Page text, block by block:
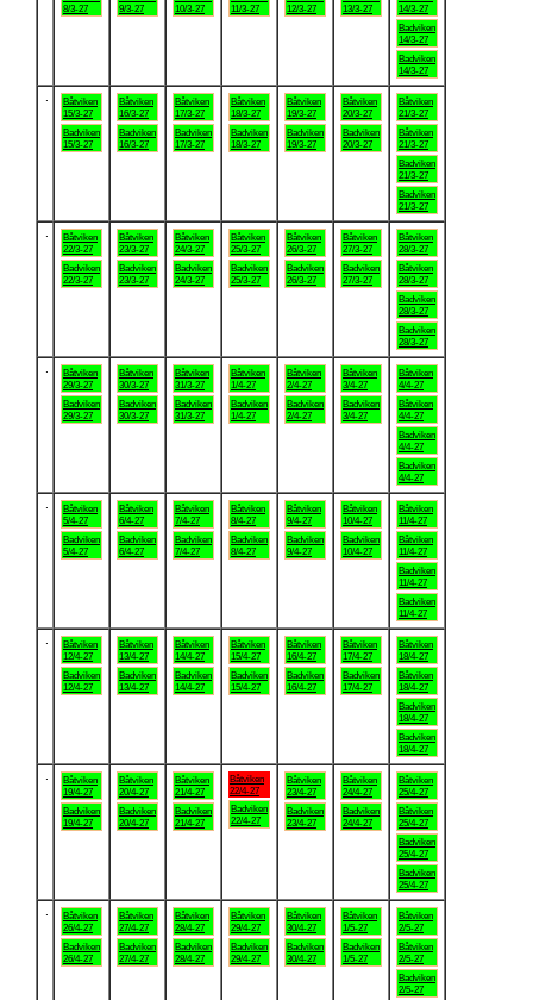
8/3-27
9/3-27
10/3-27
11/3-27
12/3-27
13/3-27
14/3-27
Badviken
14/3-27
Badviken
14/3-27
Båtviken
15/3-27
Badviken
15/3-27
Båtviken
16/3-27
Badviken
16/3-27
Båtviken
17/3-27
Badviken
17/3-27
Båtviken
18/3-27
Badviken
18/3-27
Båtviken
19/3-27
Badviken
19/3-27
Båtviken
20/3-27
Badviken
20/3-27
Båtviken
21/3-27
Båtviken
21/3-27
Badviken
21/3-27
Badviken
21/3-27
Båtviken
22/3-27
Badviken
22/3-27
Båtviken
23/3-27
Badviken
23/3-27
Båtviken
24/3-27
Badviken
24/3-27
Båtviken
25/3-27
Badviken
25/3-27
Båtviken
26/3-27
Badviken
26/3-27
Båtviken
27/3-27
Badviken
27/3-27
Båtviken
28/3-27
Båtviken
28/3-27
Badviken
28/3-27
Badviken
28/3-27
Båtviken
29/3-27
Badviken
29/3-27
Båtviken
30/3-27
Badviken
30/3-27
Båtviken
31/3-27
Badviken
31/3-27
Båtviken
1/4-27
Badviken
1/4-27
Båtviken
2/4-27
Badviken
2/4-27
Båtviken
3/4-27
Badviken
3/4-27
Båtviken
4/4-27
Båtviken
4/4-27
Badviken
4/4-27
Badviken
4/4-27
Båtviken
5/4-27
Badviken
5/4-27
Båtviken
6/4-27
Badviken
6/4-27
Båtviken
7/4-27
Badviken
7/4-27
Båtviken
8/4-27
Badviken
8/4-27
Båtviken
9/4-27
Badviken
9/4-27
Båtviken
10/4-27
Badviken
10/4-27
Båtviken
11/4-27
Båtviken
11/4-27
Badviken
11/4-27
Badviken
11/4-27
Båtviken
12/4-27
Badviken
12/4-27
Båtviken
13/4-27
Badviken
13/4-27
Båtviken
14/4-27
Badviken
14/4-27
Båtviken
15/4-27
Badviken
15/4-27
Båtviken
16/4-27
Badviken
16/4-27
Båtviken
17/4-27
Badviken
17/4-27
Båtviken
18/4-27
Båtviken
18/4-27
Badviken
18/4-27
Badviken
18/4-27
Båtviken
19/4-27
Badviken
19/4-27
Båtviken
20/4-27
Badviken
20/4-27
Båtviken
21/4-27
Badviken
21/4-27
Båtviken
22/4-27
Badviken
22/4-27
Båtviken
23/4-27
Badviken
23/4-27
Båtviken
24/4-27
Badviken
24/4-27
Båtviken
25/4-27
Båtviken
25/4-27
Badviken
25/4-27
Badviken
25/4-27
Båtviken
26/4-27
Badviken
26/4-27
Båtviken
27/4-27
Badviken
27/4-27
Båtviken
28/4-27
Badviken
28/4-27
Båtviken
29/4-27
Badviken
29/4-27
Båtviken
30/4-27
Badviken
30/4-27
Båtviken
1/5-27
Badviken
1/5-27
Båtviken
2/5-27
Båtviken
2/5-27
Badviken
2/5-27